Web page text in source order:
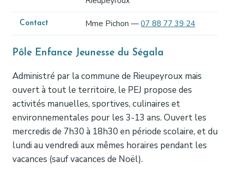
Contact Mme Pichon —07 88 77 39 24
Pôle Enfance Jeunesse du Ségala
Administré par la commune de Rieupeyroux mais
ouvert à tout le territoire, le PEJ propose des
activités manuelles, sportives, culinaires et
environnementales pour les 3-13 ans. Ouvert les
mercredis de 7h30 à 18h30 en période scolaire, et du
lundi au vendredi aux mêmes horaires pendant les
vacances (sauf vacances de Noël).